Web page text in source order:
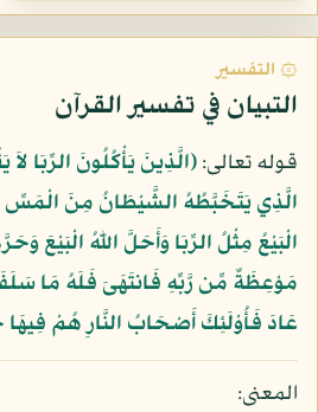
۞ التفسير
التبيان في تفسير القرآن
قوله تعالى:﴿الَّذِينَ يَأْكُلُونَ الرِّبَا
الَّذِي يَتَخَبَّطُهُ الشَّيْطَانُ مِنَ الْمَسِّ
الْبَيْعُ مِثْلُ الرِّبَا وَأَحَلَّ اللّهُ الْبَيْعَ
مَوْعِظَةٌ مِّن رَّبِّهِ فَانتَهَىَ فَلَهُ مَا
عَادَ فَأُوْلَئِكَ أَصْحَابُ النَّارِ هُمْ فِيهَا
المعنى: